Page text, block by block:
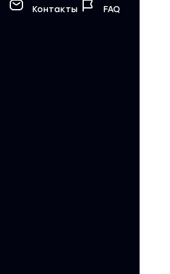
Контакты FAQ